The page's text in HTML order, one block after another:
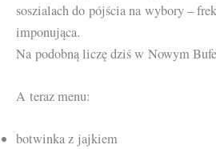
soszialach do pójścia na wybory –
imponująca.
Na podobną liczę dziś w Nowym
A teraz menu:
botwinka z jajkiem